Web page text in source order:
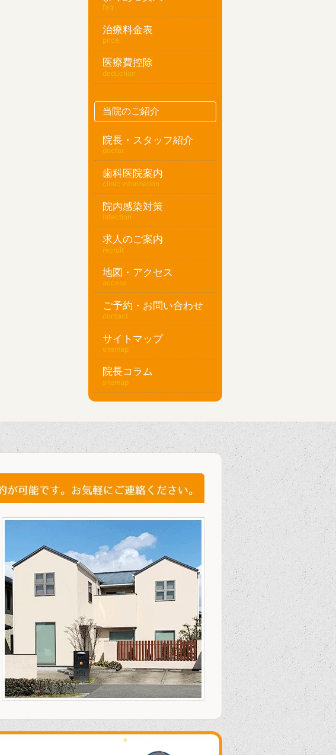
faq
治療料金表
price
医療費控除
deduction
当院のご紹介
院長・スタッフ紹介
doctor
歯科医院案内
clinic information
院内感染対策
infection
求人のご案内
recruit
地図・アクセス
access
ご予約・お問い合わせ
contact
サイトマップ
sitemap
院長コラム
sitemap